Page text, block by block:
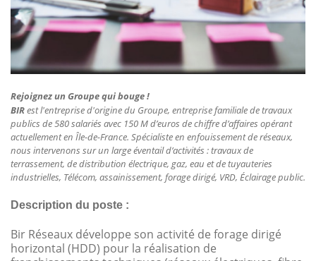
Rejoignez un Groupe qui bouge !
BIRest l'entreprise d'origine du Groupe, entreprise familiale de travaux
publics de 580 salariés avec 150 M d’euros de chiffre d’affaires opérant
actuellement en Île-de-France. Spécialiste en enfouissement de réseaux,
nous intervenons sur un large éventail d’activités : travaux de
terrassement, de distribution électrique, gaz, eau et de tuyauteries
industrielles, Télécom, assainissement, forage dirigé, VRD, Éclairage public.
Description du poste :
Bir Réseaux développe son activité de forage dirigé
horizontal (HDD) pour la réalisation de